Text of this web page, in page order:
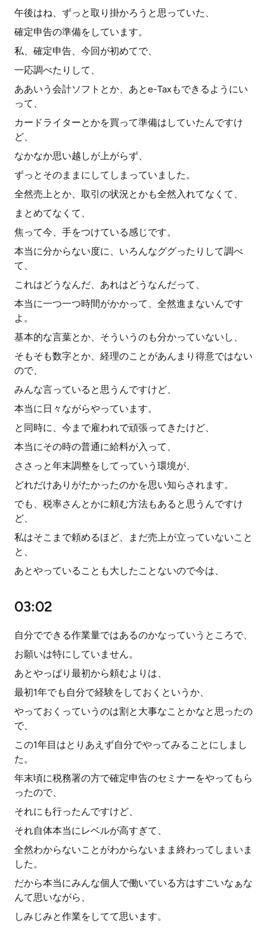
午後はね、ずっと取り掛かろうと思っていた、
確定申告の準備をしています。
私、確定申告、今回が初めてで、
一応調べたりして、
ああいう会計ソフトとか、あとe-Taxもできるようにい
って、
カードライターとかを買って準備はしていたんですけ
ど、
なかなか思い越しが上がらず、
ずっとそのままにしてしまっていました。
全然売上とか、取引の状況とかも全然入れてなくて、
まとめてなくて、
焦って今、手をつけている感じです。
本当に分からない度に、いろんなググったりして調べ
て、
これはどうなんだ、あれはどうなんだって、
本当に一つ一つ時間がかかって、全然進まないんです
よ。
基本的な言葉とか、そういうのも分かっていないし、
そもそも数字とか、経理のことがあんまり得意ではない
ので、
みんな言っていると思うんですけど、
本当に日々ながらやっています。
と同時に、今まで雇われで頑張ってきたけど、
本当にその時の普通に給料が入って、
ささっと年末調整をしてっていう環境が、
どれだけありがたかったのかを思い知らされます。
でも、税率さんとかに頼む方法もあると思うんですけ
ど、
私はそこまで頼めるほど、まだ売上が立っていないこと
と、
あとやっていることも大したことないので今は、
03:02
自分でできる作業量ではあるのかなっていうところで、
お願いは特にしていません。
あとやっぱり最初から頼むよりは、
最初1年でも自分で経験をしておくというか、
やっておくっていうのは割と大事なことかなと思ったの
で、
この1年目はとりあえず自分でやってみることにしまし
た。
年末頃に税務署の方で確定申告のセミナーをやってもら
ったので、
それにも行ったんですけど、
それ自体本当にレベルが高すぎて、
全然わからないことがわからないまま終わってしまいま
した。
だから本当にみんな個人で働いている方はすごいなぁな
んて思いながら、
しみじみと作業をしてて思います。